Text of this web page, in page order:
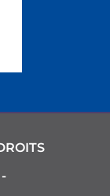
-